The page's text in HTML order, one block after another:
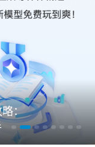
：